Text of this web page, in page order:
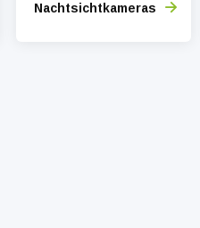
Nachtsichtkameras